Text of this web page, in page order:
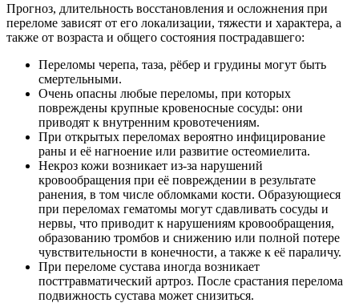
Прогноз, длительность восстановления и осложнения при
переломе зависят от его локализации, тяжести и характера, а
также от возраста и общего состояния пострадавшего:
Переломы черепа, таза, рёбер и грудины могут быть
смертельными.
Очень опасны любые переломы, при которых
повреждены крупные кровеносные сосуды: они
приводят к внутренним кровотечениям.
При открытых переломах вероятно инфицирование
раны и её нагноение или развитие остеомиелита.
Некроз кожи возникает из-за нарушений
кровообращения при её повреждении в результате
ранения, в том числе обломками кости. Образующиеся
при переломах гематомы могут сдавливать сосуды и
нервы, что приводит к нарушениям кровообращения,
образованию тромбов и снижению или полной потере
чувствительности в конечности, а также к её параличу.
При переломе сустава иногда возникает
посттравматический артроз. После срастания перелома
подвижность сустава может снизиться.